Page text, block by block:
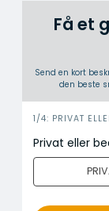
Få et
Send en kort
den beste
i
n
n
o
1/4: PRIVAT
Privat eller